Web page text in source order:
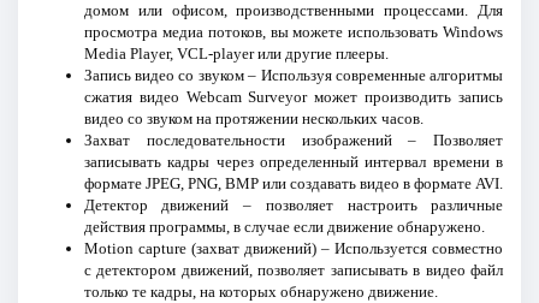
домом или офисом, производственными процессами. Для
просмотра медиа потоков, вы можете использовать Windows
Media Player, VCL-player или другие плееры.
Запись видео со звуком – Используя современные алгоритмы
сжатия видео Webcam Surveyor может производить запись
видео со звуком на протяжении нескольких часов.
Захват последовательности изображений – Позволяет
записывать кадры через определенный интервал времени в
формате JPEG, PNG, BMP или создавать видео в формате AVI.
Детектор движений – позволяет настроить различные
действия программы, в случае если движение обнаружено.
Motion capture (захват движений) – Используется совместно
с детектором движений, позволяет записывать в видео файл
только те кадры, на которых обнаружено движение.